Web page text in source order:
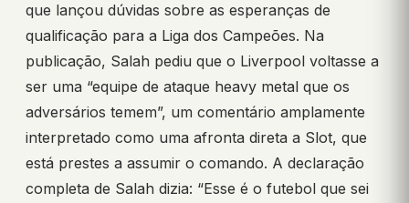
que lançou dúvidas sobre as esperanças de
qualificação para a Liga dos Campeões. Na
publicação, Salah pediu que o Liverpool voltasse a
ser uma “equipe de ataque heavy metal que os
adversários temem”, um comentário amplamente
interpretado como uma afronta direta a Slot, que
está prestes a assumir o comando. A declaração
completa de Salah dizia: “Esse é o futebol que sei